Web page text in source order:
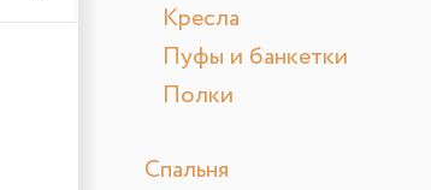
Кресла
Пуфы и банкетки
Полки
Спальня